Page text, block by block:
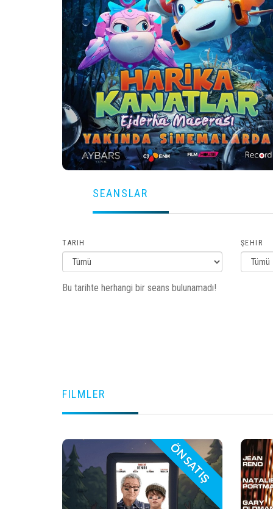
SEANSLAR
TARIH ŞEHIR
Bu tarihte herhangi bir seans bulunamadı!
FILMLER
ÖN SATIŞ